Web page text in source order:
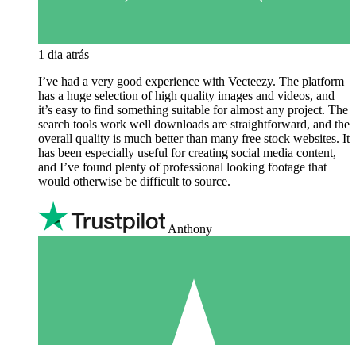
1 dia atrás
I’ve had a very good experience with Vecteezy. The platform
has a huge selection of high quality images and videos, and
it’s easy to find something suitable for almost any project. The
search tools work well downloads are straightforward, and the
overall quality is much better than many free stock websites. It
has been especially useful for creating social media content,
and I’ve found plenty of professional looking footage that
would otherwise be difficult to source.
Anthony